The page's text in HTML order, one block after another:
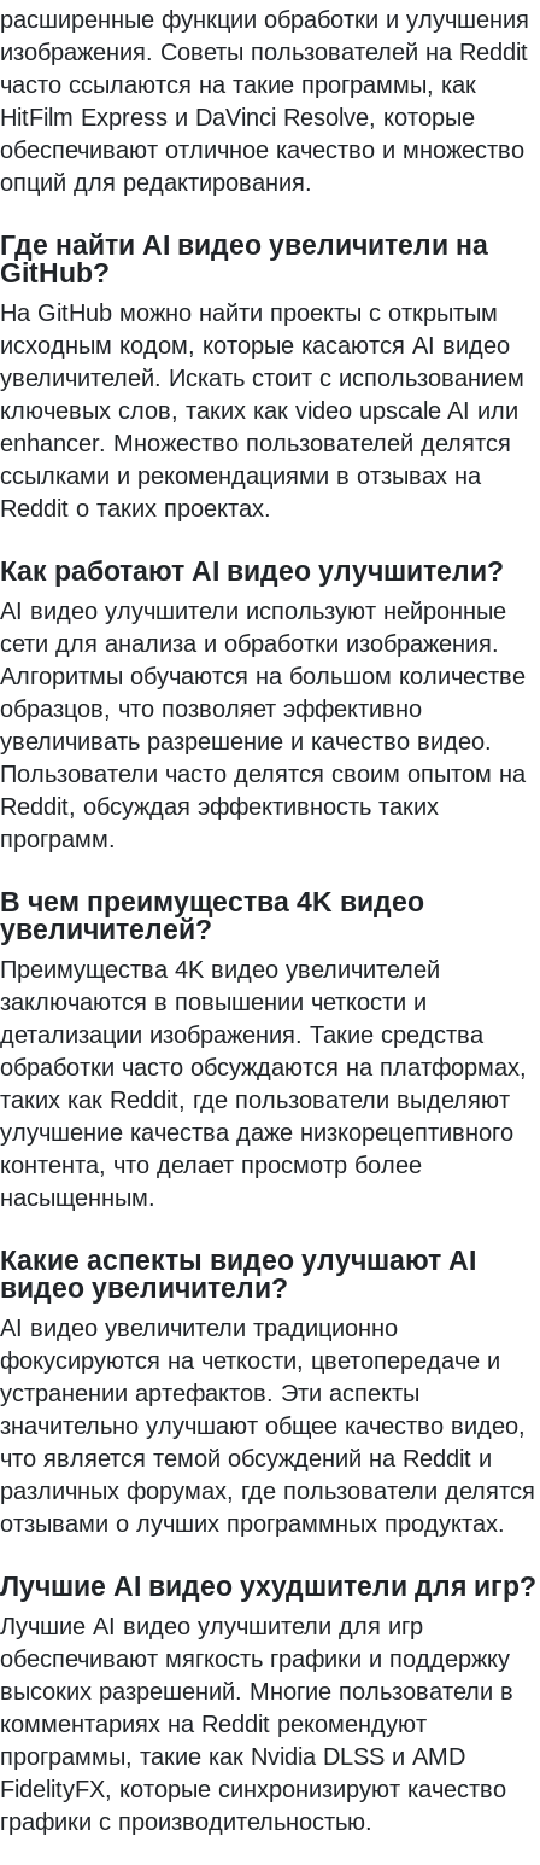
расширенные функции обработки и улучшения
изображения. Советы пользователей на Reddit
часто ссылаются на такие программы, как
HitFilm Express и DaVinci Resolve, которые
обеспечивают отличное качество и множество
опций для редактирования.
Где найти AI видео увеличители на
GitHub?
На GitHub можно найти проекты с открытым
исходным кодом, которые касаются AI видео
увеличителей. Искать стоит с использованием
ключевых слов, таких как video upscale AI или
enhancer. Множество пользователей делятся
ссылками и рекомендациями в отзывах на
Reddit о таких проектах.
Как работают AI видео улучшители?
AI видео улучшители используют нейронные
сети для анализа и обработки изображения.
Алгоритмы обучаются на большом количестве
образцов, что позволяет эффективно
увеличивать разрешение и качество видео.
Пользователи часто делятся своим опытом на
Reddit, обсуждая эффективность таких
программ.
В чем преимущества 4K видео
увеличителей?
Преимущества 4K видео увеличителей
заключаются в повышении четкости и
детализации изображения. Такие средства
обработки часто обсуждаются на платформах,
таких как Reddit, где пользователи выделяют
улучшение качества даже низкорецептивного
контента, что делает просмотр более
насыщенным.
Какие аспекты видео улучшают AI
видео увеличители?
AI видео увеличители традиционно
фокусируются на четкости, цветопередаче и
устранении артефактов. Эти аспекты
значительно улучшают общее качество видео,
что является темой обсуждений на Reddit и
различных форумах, где пользователи делятся
отзывами о лучших программных продуктах.
Лучшие AI видео ухудшители для игр?
Лучшие AI видео улучшители для игр
обеспечивают мягкость графики и поддержку
высоких разрешений. Многие пользователи в
комментариях на Reddit рекомендуют
программы, такие как Nvidia DLSS и AMD
FidelityFX, которые синхронизируют качество
графики с производительностью.